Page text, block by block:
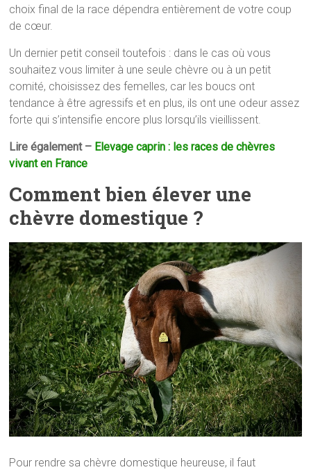
choix final de la race dépendra entièrement de votre coup
de cœur.
Un dernier petit conseil toutefois : dans le cas où vous
souhaitez vous limiter à une seule chèvre ou à un petit
comité, choisissez des femelles, car les boucs ont
tendance à être agressifs et en plus, ils ont une odeur assez
forte qui s’intensifie encore plus lorsqu’ils vieillissent.
Lire également – Elevage caprin : les races de chèvres
vivant en France
Comment bien élever une
chèvre domestique ?
Pour rendre sa chèvre domestique heureuse, il faut